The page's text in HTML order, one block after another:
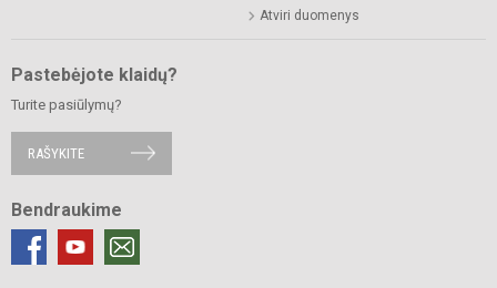
Atviri duomenys
Pastebėjote klaidų?
Turite pasiūlymų?
RAŠYKITE
Bendraukime